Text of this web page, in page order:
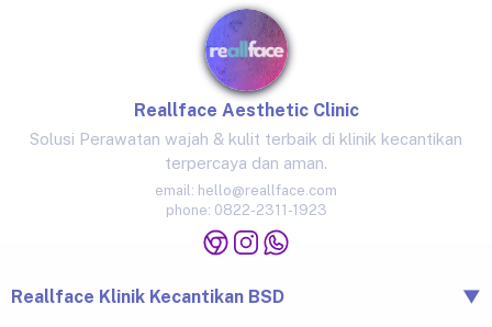
Reallface Aesthetic Clinic
Solusi Perawatan wajah & kulit terbaik di klinik kecantikan
terpercaya dan aman.
email: hello@reallface.com
phone: 0822-2311-1923
Reallface Klinik Kecantikan BSD
▼